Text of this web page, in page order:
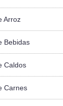
Arroz
Bebidas
Caldos
Carnes